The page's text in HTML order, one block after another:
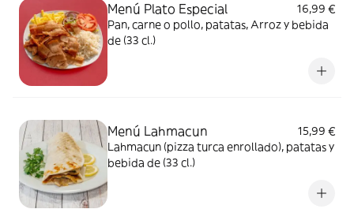
Menú Plato Especial
16,99 €
Pan, carne o pollo, patatas, Arroz y bebida
de (33 cl.)
Menú Lahmacun
15,99 €
Lahmacun (pizza turca enrollado), patatas y
bebida de (33 cl.)